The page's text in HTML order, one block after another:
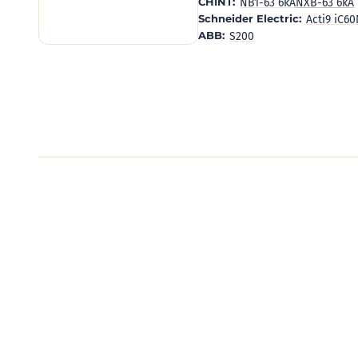
NB1-63 6kANXB-63 6kA
Schneider Electric: Acti9
ABB: S200